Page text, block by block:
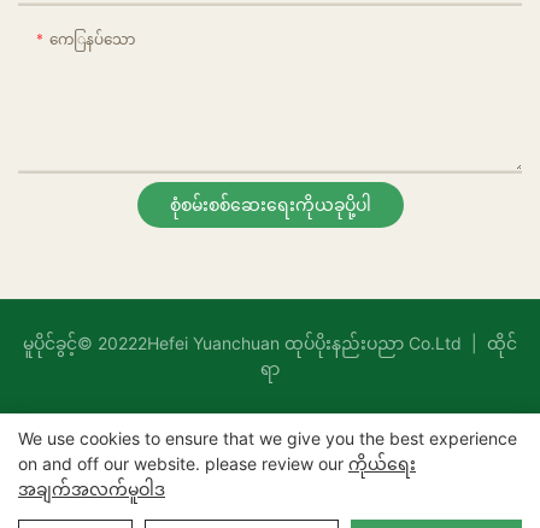
ကေြနပ်သော
စုံစမ်းစစ်ဆေးရေးကိုယခုပို့ပါ
မူပိုင်ခွင့်© 20222Hefei Yuanchuan ထုပ်ပိုးနည်းပညာ Co.Ltd |
ထိုင်
ရာ
We use cookies to ensure that we give you the best experience
on and off our website. please review our ကိုယ်ရေး
အချက်အလက်မူဝါဒ